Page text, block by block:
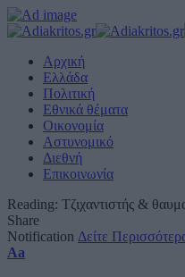
Αρχική
Ελλάδα
Πολιτική
Εθνικά θέματα
Οικονομία
Αστυνομικό
Διεθνή
Επικοινωνία
Reading: Τζιχαντιστής &
Share
Notification Δείτε
Font
Aa